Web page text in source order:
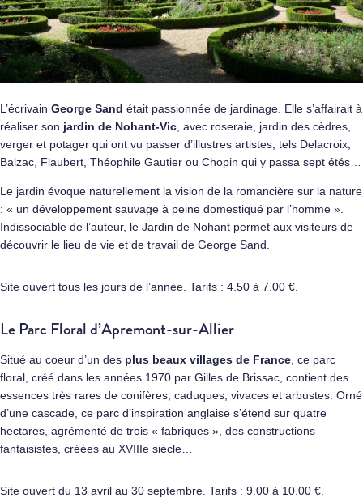
L’écrivain George Sand était passionnée de jardinage. Elle s’affairait à
réaliser son jardin de Nohant-Vic , avec roseraie, jardin des cèdres,
verger et potager qui ont vu passer d’illustres artistes, tels Delacroix,
Balzac, Flaubert, Théophile Gautier ou Chopin qui y passa sept étés…
Le jardin évoque naturellement la vision de la romancière sur la nature
: « un développement sauvage à peine domestiqué par l’homme ».
Indissociable de l’auteur, le Jardin de Nohant permet aux visiteurs de
découvrir le lieu de vie et de travail de George Sand.
Site ouvert tous les jours de l’année. Tarifs : 4.50 à 7.00 €.
Le Parc Floral d’Apremont-sur-Allier
Situé au coeur d’un des plus beaux villages de France , ce parc
floral, créé dans les années 1970 par Gilles de Brissac, contient des
essences très rares de conifères, caduques, vivaces et arbustes. Orné
d’une cascade, ce parc d’inspiration anglaise s’étend sur quatre
hectares, agrémenté de trois « fabriques », des constructions
fantaisistes, créées au XVIIIe siècle…
Site ouvert du 13 avril au 30 septembre. Tarifs : 9.00 à 10.00 €.